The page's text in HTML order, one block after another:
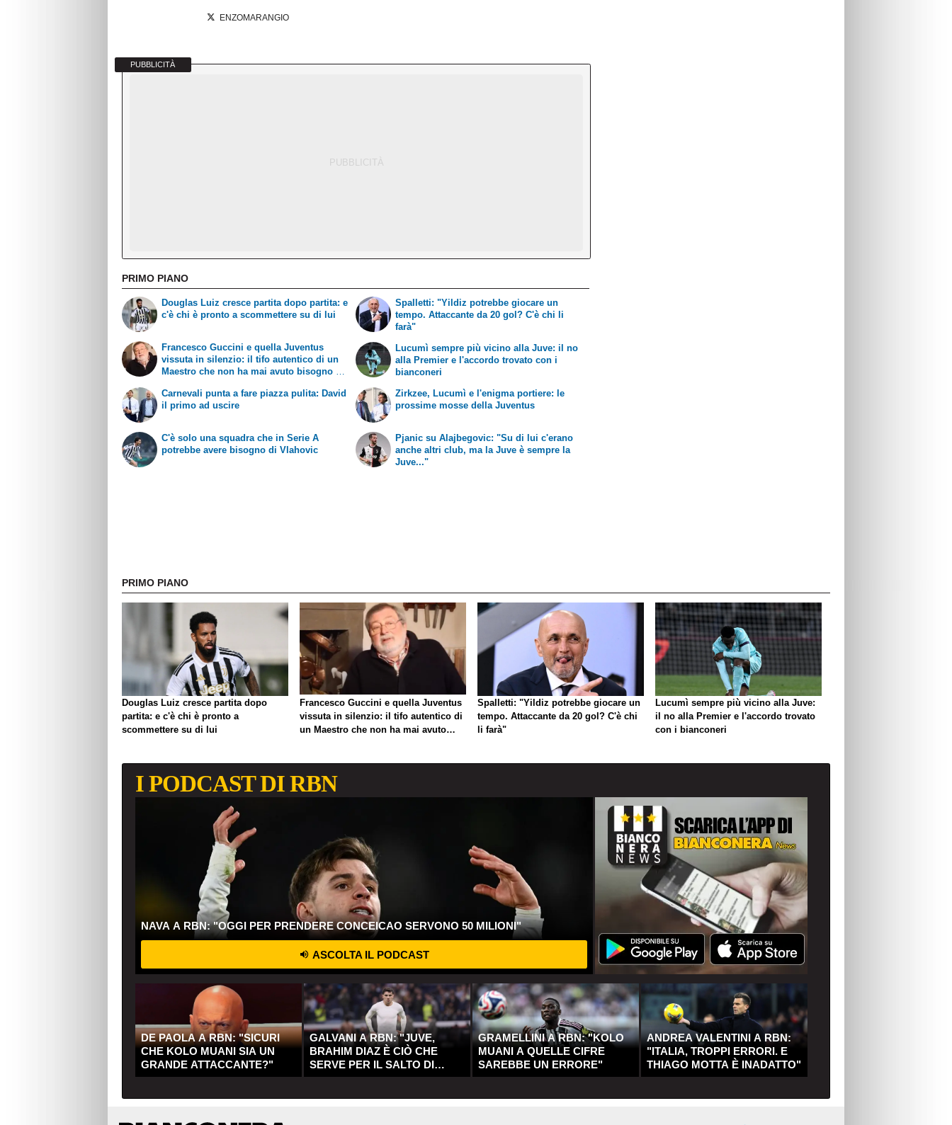
ENZOMARANGIO
PUBBLICITÀ
PRIMO PIANO
Douglas Luiz cresce partita dopo partita: e
c'è chi è pronto a scommettere su di lui
Francesco Guccini e quella Juventus
vissuta in silenzio: il tifo autentico di un
Maestro che non ha mai avuto bisogno di
Spalletti: "Yildiz potrebbe giocare un
tempo. Attaccante da 20 gol? C'è chi li
farà"
Lucumì sempre più vicino alla Juve: il no
alla Premier e l'accordo trovato con i
bianconeri
Carnevali punta a fare piazza pulita: David
il primo ad uscire
C'è solo una squadra che in Serie A
potrebbe avere bisogno di Vlahovic
Zirkzee, Lucumì e l'enigma portiere: le
prossime mosse della Juventus
Pjanic su Alajbegovic: "Su di lui c'erano
anche altri club, ma la Juve è sempre la
Juve..."
PRIMO PIANO
Douglas Luiz cresce partita dopo
partita: e c'è chi è pronto a
scommettere su di lui
Francesco Guccini e quella Juventus
vissuta in silenzio: il tifo autentico di
un Maestro che non ha mai avuto
Spalletti: "Yildiz potrebbe giocare un
tempo. Attaccante da 20 gol? C'è chi
li farà"
Lucumì sempre più vicino alla Juve:
il no alla Premier e l'accordo trovato
con i bianconeri
I PODCAST DI RBN
NAVA A RBN: "OGGI PER PRENDERE CONCEICAO SERVONO 50 MILIONI"
ASCOLTA IL PODCAST
DE PAOLA A RBN: "SICURI
CHE KOLO MUANI SIA UN
GRANDE ATTACCANTE?"
GALVANI A RBN: "JUVE,
BRAHIM DIAZ È CIÒ CHE
SERVE PER IL SALTO DI
QUALITÀ"
GRAMELLINI A RBN: "KOLO
MUANI A QUELLE CIFRE
SAREBBE UN ERRORE"
ANDREA VALENTINI A RBN:
"ITALIA, TROPPI ERRORI. E
THIAGO MOTTA È INADATTO"